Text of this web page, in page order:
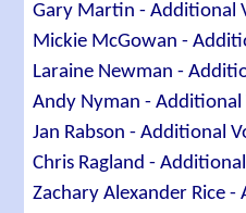
Gary Martin - Additional
Mickie McGowan -
Laraine Newman -
Andy Nyman - Additional
Jan Rabson - Additional
Chris Ragland -
Zachary Alexander Rice